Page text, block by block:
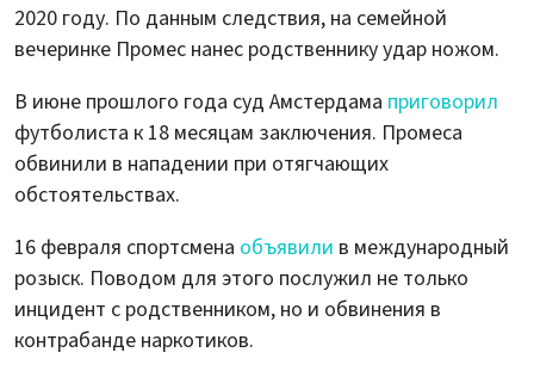
2020 году. По данным следствия, на семейной
вечеринке Промес нанес родственнику удар ножом.
В июне прошлого года суд Амстердама приговорил
футболиста к 18 месяцам заключения. Промеса
обвинили в нападении при отягчающих
обстоятельствах.
16 февраля спортсмена объявили в международный
розыск. Поводом для этого послужил не только
инцидент с родственником, но и обвинения в
контрабанде наркотиков.